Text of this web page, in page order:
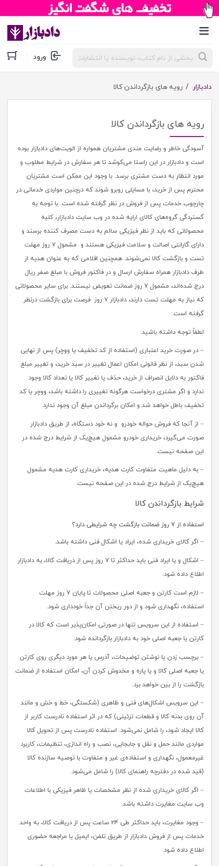
جستجوی
محصولات ورود
دادبازار رویه های بازگرداندن کالا
رویه های بازگرداندن کالا
آسودگی خاطر و رضایت مندی مشتریان همواره از الویت‏‌های دادبازار بوده
است و دادبازار در این راستا می‏‌کوشد تا هر سفارش در شرایط مطلوب و
مورد انتظار به دست مشتری برسد. با وجود این ممکن است مشتریان
محترم پس از خرید، با مسایلی روبرو شوند که درچنین مواردی خدماتی در
چارچوب خدمات پس از فروش در نظر گرفته شده است. با توجه به
گستردگی گروه‌های کالای ارایه شده در وب سایت دادبازار، کلیه
محصولاتی که باید از نظر فیزیکی سالم به دست مصرف کننده برسند و
دارای گارانتی اصالت و سلامت فیزیکی هستند و مشمول 7 روز مهلت
تست و بازگشت کالا نمی‌شوند. همچنین اقلامی که به عنوان هدیه‌ از
طرف دادبازار همراه سفارش ارسال و در فاکتور فروش با مبلغ صفر ریال
درج شده‌اند، مشمول 7 روز ضمانت تعویض نیستند. برای سایر محصولاتی
که نیاز به مهلت تست دارند، دادبازار 7 روز فرصت برای بازگشت درنظر
گرفته است.
لطفاً توجه داشته باشید:
– در صورت خرید اعتباری (استفاده از کد تخفیف یا ووچر) پس از نهایی
شدن سبد، از نظر قانونی امکان اعمال تغییر در سبد خرید، و تغییر مبلغ
فاکتور به دلایل انصراف از خرید، حذف یا تغییر کالا یا تعداد کالا وجود
ندارد و اگر مشتری درخواست هرگونه تغییری را داشته باشد، ووچر یا کد
تخفیف باطل خواهد شد و امکان برگرداندن مبلغ آن وجود ندارد.
– از آنجا که فروش حواله خودرو و نه خود دستگاه، از طریق دادبازار
صورت می‌گیرد، خریداری خودرو مشمول هیچ‌یک از شرایط درج شده در
این صفحه نیست.
– به دلیل ماهیت متفاوت کارت هدیه، خریداری کارت هدیه مشمول
هیچ‌یک از شرایط درج شده در این صفحه نیست.
شرایط بازگرداندن کالا
استفاده از 7 روز ضمانت بازگشت چه شرایطی دارد؟
– اگر کالای خریداری شده، ایراد یا اشکال فنی داشته باشد.
– اشکال و یا ایراد فنی باید حداکثر تا 7 روز پس از دریافت کالا، به دادبازار
اطلاع داده شود.
– لازم است کارتن و جعبه اصلی محصولات تا پایان 7 روز مهلت
استفاده، نگهداری شود و از دور ریختن آن جداً خودداری شود.
– استفاده از این سرویس تنها در صورتی امکان‌پذیر است که کالا در
کارتن یا جعبه اصلی خود به دادبازار بازگردانده شود.
– برچسب زدن یا نوشتن توضیحات، آدرس یا هر مورد دیگری روی کارتن
یا جعبه اصلی کالا و یا پاره و مخدوش کردن آن، امکان استفاده از ضمانت
بازگشت را از بین خواهد برد.
– این سرویس اشکال‏‏‌های فنی و ظاهری (شکستگی، خط و خش و مانند
آن روی بدنه کالا و قطعات تزئینی) که در اثر استفاده نادرست کاربر از
کالا ایجاد شود، را شامل نمی‏‏‌شود. استفاده نادرست پس از تحویل کالا
مواردی مانند حمل و نقل و جابجایی، نصب و راه اندازی، تنظیمات، کاربرد
غیرمعمول، نگهداری و استفاده‌ی غیر و متفاوت با توصیه سازنده کالا
(قید شده در دفترچه راهنمای کالا) را شامل می‌شود.
– اگر کالای خریداری شده از نظر مشخصات یا ظاهر فیزیکی با اطلاعات
وب سایت مغایرت داشته باشد.
– وجود مغایرت، باید حداکثر طی 24 ساعت پس از دریافت کالا، به واحد
خدمات پس از فروش دادبازار از طریق تلفن، ایمیل یا مراجعه حضوری
اطلاع داده شود.